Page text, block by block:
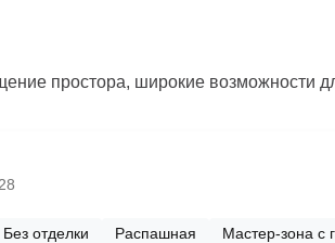
простора, широкие возможности
Без отделки Распашная Мастер-зона с